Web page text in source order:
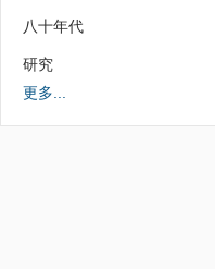
八十年代
研究
更多...